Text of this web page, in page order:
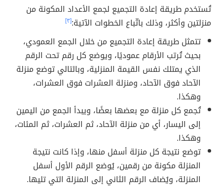
تُستخدم طريقة إعادة التجميع لجمع الأعداد المكونة من
منزلتين وأكثر، وذلك باتّباع الخطوات الآتية:[٣]
تتمثل طريقة إعادة التجميع من خلال الجمع العمودي،
بحيث تُرتب الأرقام عموديًا، ويوضع كل رقم تحت الرقم
الذي يمتلك نفس القيمة المنزلية، وبالتالي توضع منزلة
الآحاد فوق الآحاد، ومنزلة العشرات فوق العشرات،
وهكذا.
تُجمع كل منزلة مع بعضها بعضًا، ويبدأ الجمع من اليمين
إلى اليسار، أي من منزلة الآحاد، ثم العشرات، ثم المئات،
وهكذا.
توضع نتيجة كل منزلة أسفل منها، وإذا كانت نتيجة
المنزلة مكونة من رقمين، يُوضع الرقم الأول أسفل
المنزلة، ويُضاف الرقم الثاني إلى المنزلة التي تليها.